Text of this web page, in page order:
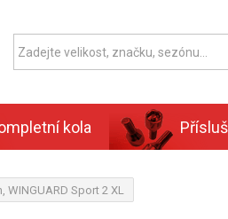
kola
WINGUARD Sport 2 XL